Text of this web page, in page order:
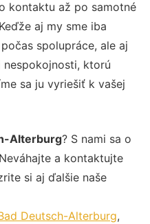
kontaktu až po samotné
aj my sme iba
spolupráce, ale aj
ktorú
sa ju vyriešiť k vašej
Alterburg? S nami sa o
a kontaktujte
si aj ďalšie naše
Deutsch-Alterburg,